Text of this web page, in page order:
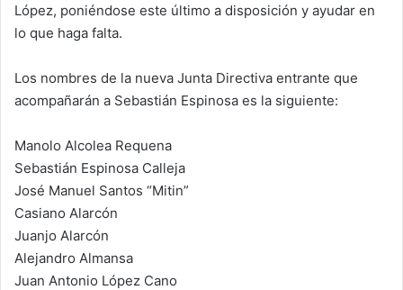
López, poniéndose este último a disposición y ayudar en
lo que haga falta.
Los nombres de la nueva Junta Directiva entrante que
acompañarán a Sebastián Espinosa es la siguiente:
Manolo Alcolea Requena
Sebastián Espinosa Calleja
José Manuel Santos “Mitin”
Casiano Alarcón
Juanjo Alarcón
Alejandro Almansa
Juan Antonio López Cano